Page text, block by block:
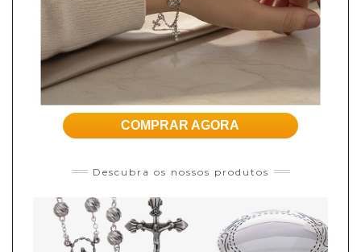
COMPRAR AGORA
Descubra os nossos produtos